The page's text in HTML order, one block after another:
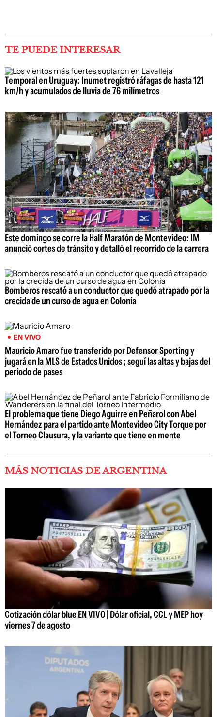
TE PUEDE INTERESAR
Temporal en Uruguay: Inumet registró ráfagas de hasta 121
km/h y acumulados de lluvia de 76 milímetros
Este domingo se corre la Half Maratón de Montevideo: IM
anunció cortes de tránsito y detalló el recorrido de la carrera
Bomberos rescató a un conductor que quedó atrapado por la
crecida de un curso de agua en Colonia
EN VIVO
Mauricio Amaro fue transferido por Defensor Sporting y
jugará en la MLS de Estados Unidos ; seguí las altas y bajas del
período de pases
El problema que tiene Diego Aguirre en Peñarol con Abel
Hernández para el partido ante Montevideo City Torque por
el Torneo Clausura, y la variante que tiene en mente
MÁS NOTICIAS DE ARGENTINA
Cotización dólar blue EN VIVO | Dólar oficial, CCL y MEP hoy
viernes 7 de agosto